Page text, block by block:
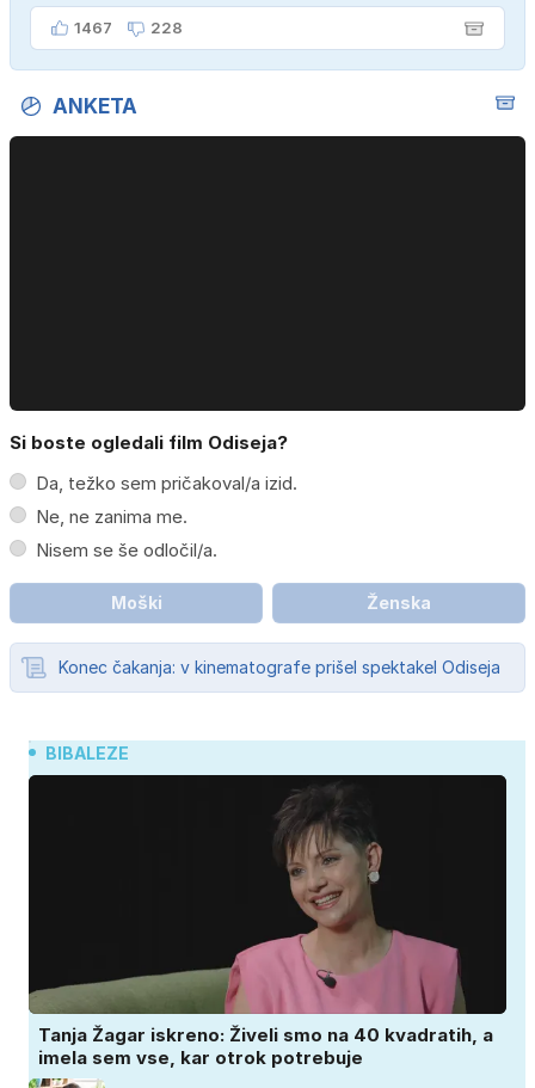
1467 228
ANKETA
Si boste ogledali film Odiseja?
Da, težko sem pričakoval/a izid.
Ne, ne zanima me.
Nisem se še odločil/a.
Moški Ženska
Konec čakanja: v kinematografe prišel spektakel Odiseja
BIBALEZE
Tanja Žagar iskreno: Živeli smo na 40 kvadratih, a
imela sem vse, kar otrok potrebuje